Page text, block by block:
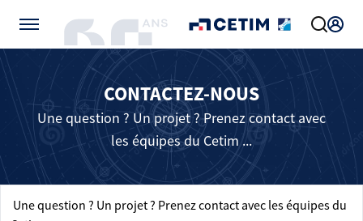
CONTACTEZ-NOUS
Une question ? Un projet ? Prenez contact avec
les équipes du Cetim ...
Une question ? Un projet ? Prenez contact avec les équipes du